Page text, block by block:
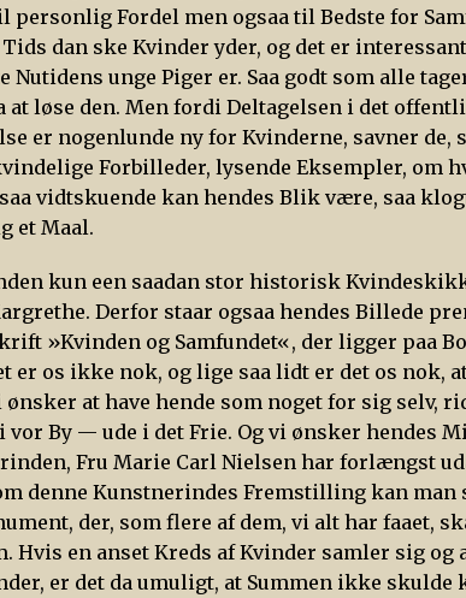
personlig Fordel men ogsaa til Bedste for
Tids dan ske Kvinder yder, og det er
Nutidens unge Piger er. Saa godt som alle
at løse den. Men fordi Deltagelsen i det
er nogenlunde ny for Kvinderne, savner
Forbilleder, lysende Eksempler, om
vidtskuende kan hendes Blik være, saa
et Maal.
kun een saadan stor historisk
Derfor staar ogsaa hendes Billede
»Kvinden og Samfundet«, der ligger paa
er os ikke nok, og lige saa lidt er det os nok,
ønsker at have hende som noget for sig selv,
vor By — ude i det Frie. Og vi ønsker hendes
Fru Marie Carl Nielsen har forlængst
denne Kunstnerindes Fremstilling kan
der, som flere af dem, vi alt har faaet,
Hvis en anset Kreds af Kvinder samler sig
er det da umuligt, at Summen ikke skulde